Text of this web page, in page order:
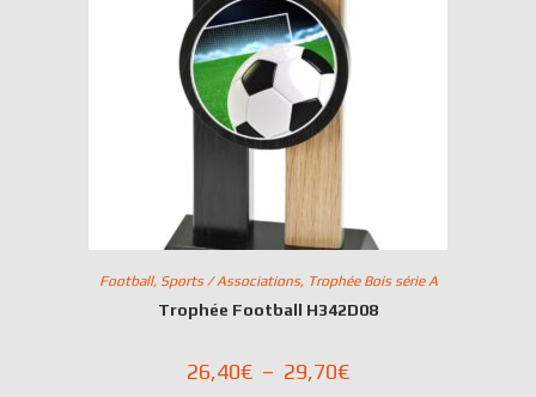
Football, Sports / Associations, Trophée Bois série A
Trophée Football H342D08
26,40€ – 29,70€